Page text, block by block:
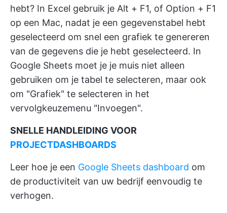
hebt? In Excel gebruik je Alt + F1, of Option + F1
op een Mac, nadat je een gegevenstabel hebt
geselecteerd om snel een grafiek te genereren
van de gegevens die je hebt geselecteerd. In
Google Sheets moet je je muis niet alleen
gebruiken om je tabel te selecteren, maar ook
om "Grafiek" te selecteren in het
vervolgkeuzemenu "Invoegen".
SNELLE HANDLEIDING VOOR
PROJECTDASHBOARDS
Leer hoe je een Google Sheets dashboard om
de productiviteit van uw bedrijf eenvoudig te
verhogen.